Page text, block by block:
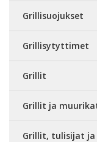
Grillisuojukset
Grillisytyttimet
Grillit
Grillit ja
Grillit, tulisijat ja